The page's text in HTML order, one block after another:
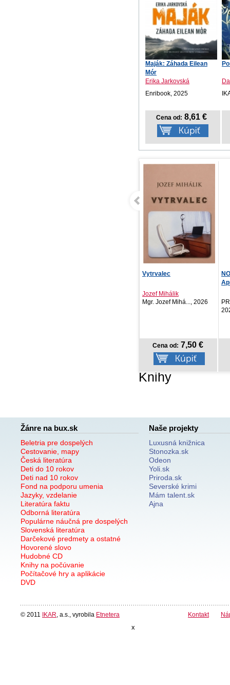
Maják: Záhada Eilean
Mór
Erika Jarkovská
Enribook, 2025
Cena od: 8,61 €
NOTIQUE Vreckový diár
PRESCOGROUP SK,
Cena od: 4,17 €
Knihy
Žánre na bux.sk
Beletria pre dospelých
Cestovanie, mapy
Česká literatúra
Deti do 10 rokov
Deti nad 10 rokov
Fond na podporu umenia
Jazyky, vzdelanie
Literatúra faktu
Odborná literatúra
Populárne náučná pre dospelých
Slovenská literatúra
Darčekové predmety a ostatné
Hovorené slovo
Hudobné CD
Knihy na počúvanie
Počítačové hry a aplikácie
DVD
Naše projekty
Luxusná knižnica
Stonozka.sk
Odeon
Yoli.sk
Priroda.sk
Severské krimi
Mám talent.sk
Ajna
© 2011 IKAR , a.s., vyrobila Etnetera Kontakt
x